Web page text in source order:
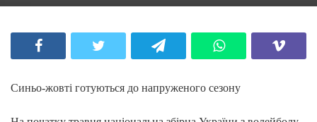
Синьо-жовті готуються до напруженого сезону